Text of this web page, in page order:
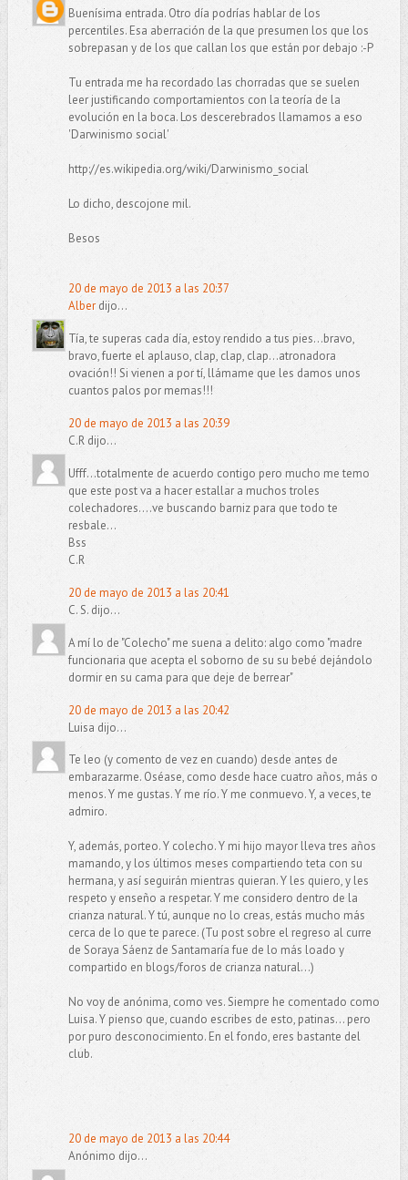
Buenísima entrada. Otro día podrías hablar de los
percentiles. Esa aberración de la que presumen los que los
sobrepasan y de los que callan los que están por debajo :-P
Tu entrada me ha recordado las chorradas que se suelen
leer justificando comportamientos con la teoría de la
evolución en la boca. Los descerebrados llamamos a eso
'Darwinismo social'
http://es.wikipedia.org/wiki/Darwinismo_social
Lo dicho, descojone mil.
Besos
20 de mayo de 2013 a las 20:37
Alberdijo...
Tía, te superas cada día, estoy rendido a tus pies...bravo,
bravo, fuerte el aplauso, clap, clap, clap...atronadora
ovación!! Si vienen a por tí, llámame que les damos unos
cuantos palos por memas!!!
20 de mayo de 2013 a las 20:39
C.R dijo...
Ufff...totalmente de acuerdo contigo pero mucho me temo
que este post va a hacer estallar a muchos troles
colechadores....ve buscando barniz para que todo te
resbale...
Bss
C.R
20 de mayo de 2013 a las 20:41
C. S. dijo...
A mí lo de "Colecho" me suena a delito: algo como "madre
funcionaria que acepta el soborno de su su bebé dejándolo
dormir en su cama para que deje de berrear"
20 de mayo de 2013 a las 20:42
Luisa dijo...
Te leo (y comento de vez en cuando) desde antes de
embarazarme. Oséase, como desde hace cuatro años, más o
menos. Y me gustas. Y me río. Y me conmuevo. Y, a veces, te
admiro.
Y, además, porteo. Y colecho. Y mi hijo mayor lleva tres años
mamando, y los últimos meses compartiendo teta con su
hermana, y así seguirán mientras quieran. Y les quiero, y les
respeto y enseño a respetar. Y me considero dentro de la
crianza natural. Y tú, aunque no lo creas, estás mucho más
cerca de lo que te parece. (Tu post sobre el regreso al curre
de Soraya Sáenz de Santamaría fue de lo más loado y
compartido en blogs/foros de crianza natural...)
No voy de anónima, como ves. Siempre he comentado como
Luisa. Y pienso que, cuando escribes de esto, patinas... pero
por puro desconocimiento. En el fondo, eres bastante del
club.
20 de mayo de 2013 a las 20:44
Anónimo dijo...